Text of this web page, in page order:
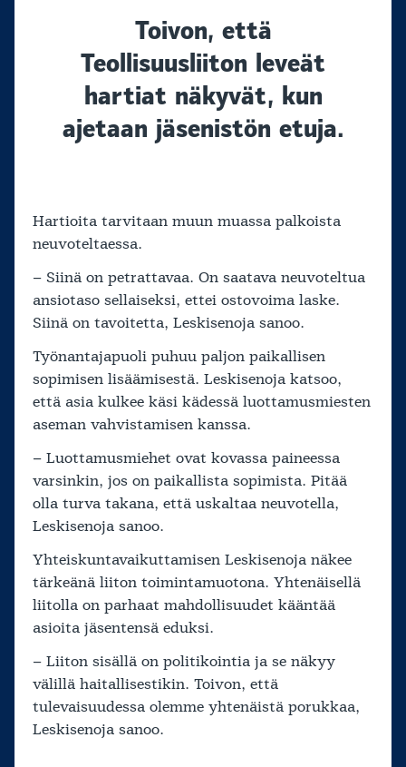
Toivon, että
Teollisuusliiton leveät
hartiat näkyvät, kun
ajetaan jäsenistön etuja.
Hartioita tarvitaan muun muassa palkoista
neuvoteltaessa.
– Siinä on petrattavaa. On saatava neuvoteltua
ansiotaso sellaiseksi, ettei ostovoima laske.
Siinä on tavoitetta, Leskisenoja sanoo.
Työnantajapuoli puhuu paljon paikallisen
sopimisen lisäämisestä. Leskisenoja katsoo,
että asia kulkee käsi kädessä luottamusmiesten
aseman vahvistamisen kanssa.
– Luottamusmiehet ovat kovassa paineessa
varsinkin, jos on paikallista sopimista. Pitää
olla turva takana, että uskaltaa neuvotella,
Leskisenoja sanoo.
Yhteiskuntavaikuttamisen Leskisenoja näkee
tärkeänä liiton toimintamuotona. Yhtenäisellä
liitolla on parhaat mahdollisuudet kääntää
asioita jäsentensä eduksi.
– Liiton sisällä on politikointia ja se näkyy
välillä haitallisestikin. Toivon, että
tulevaisuudessa olemme yhtenäistä porukkaa,
Leskisenoja sanoo.